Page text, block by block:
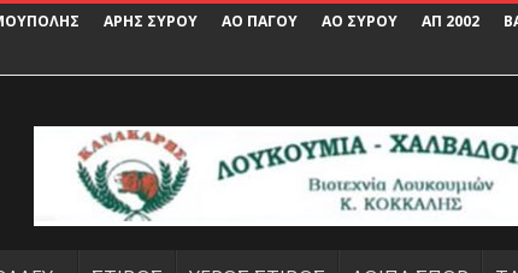
ΑΡΗΣ ΣΥΡΟΥ ΑΟ ΠΑΓΟΥ ΑΟ ΣΥΡΟΥ ΑΠ 2002